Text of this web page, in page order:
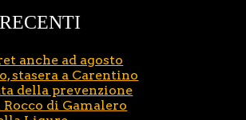
anche ad agosto
stasera a Carentino
della prevenzione
di Gamalero